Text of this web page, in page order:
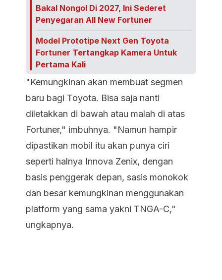
Bakal Nongol Di 2027, Ini Sederet
Penyegaran All New Fortuner
Model Prototipe Next Gen Toyota
Fortuner Tertangkap Kamera Untuk
Pertama Kali
"Kemungkinan akan membuat segmen
baru bagi Toyota. Bisa saja nanti
diletakkan di bawah atau malah di atas
Fortuner," imbuhnya. "Namun hampir
dipastikan mobil itu akan punya ciri
seperti halnya Innova Zenix, dengan
basis penggerak depan, sasis monokok
dan besar kemungkinan menggunakan
platform yang sama yakni TNGA-C,"
ungkapnya.